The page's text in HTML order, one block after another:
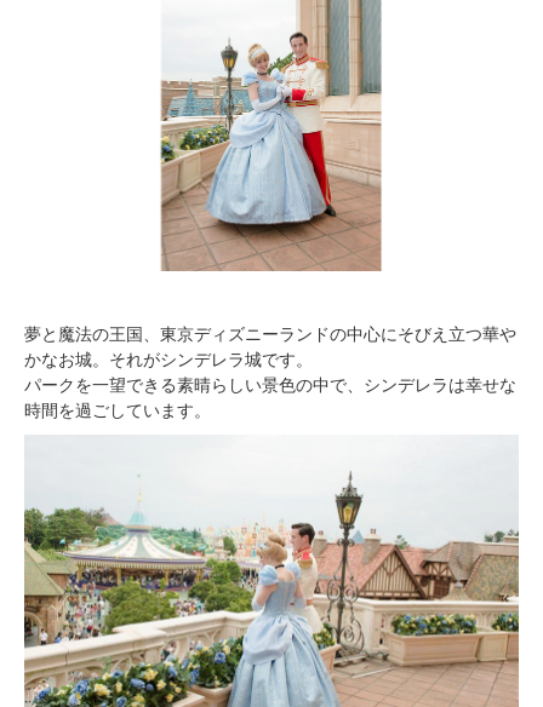
夢と魔法の王国、東京ディズニーランドの中心にそびえ立つ華や
かなお城。それがシンデレラ城です。
パークを一望できる素晴らしい景色の中で、シンデレラは幸せな
時間を過ごしています。